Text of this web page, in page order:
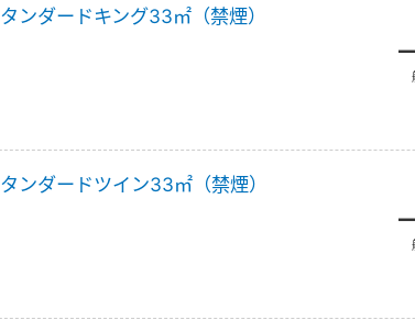
ンダードキング33㎡（禁煙）
ンダードツイン33㎡（禁煙）